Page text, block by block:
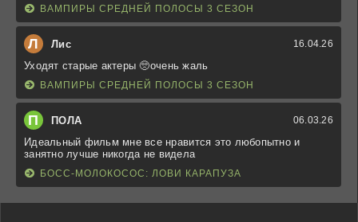
ВАМПИРЫ СРЕДНЕЙ ПОЛОСЫ 3 СЕЗОН
Л Лис 16.04.26
Уходят старые актеры 🥺очень жаль
ВАМПИРЫ СРЕДНЕЙ ПОЛОСЫ 3 СЕЗОН
П ПОЛА 06.03.26
Идеальный фильм мне все нравится это любопытно и
занятно лучше никогда не видела
БОСС-МОЛОКОСОС: ЛОВИ КАРАПУЗА